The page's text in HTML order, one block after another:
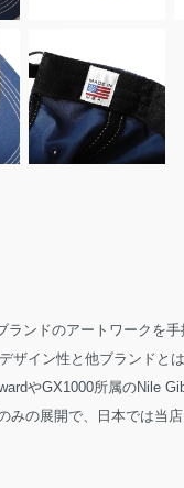
ランドのアートワークを
ザイン性と他ブランドと
やGX1000所属のNile
の展開で、日本では当